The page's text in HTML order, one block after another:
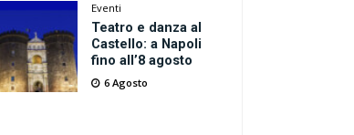
Eventi
Teatro e danza al
Castello: a Napoli
fino all’8 agosto
6 Agosto